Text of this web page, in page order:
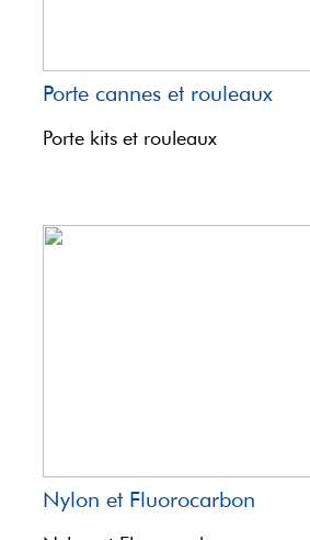
Porte cannes et rouleaux
Porte kits et rouleaux
Nylon et Fluorocarbon